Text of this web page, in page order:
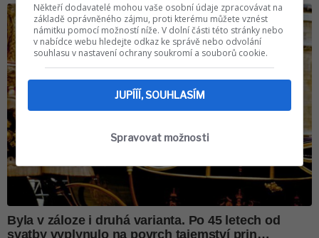
Někteří dodavatelé mohou vaše osobní údaje zpracovávat na
základě oprávněného zájmu, proti kterému můžete vznést
námitku pomocí možností níže. V dolní části této stránky nebo
v nabídce webu hledejte odkaz ke správě nebo odvolání
souhlasu v nastavení ochrany soukromí a souborů cookie.
JUPÍÍÍ, SOUHLASÍM
Spravovat možnosti